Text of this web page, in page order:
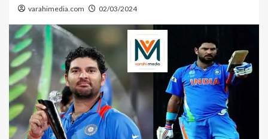
varahimedia.com 02/03/2024